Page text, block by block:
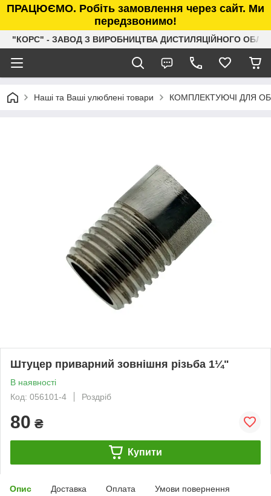
ПРАЦЮЄМО. Робіть замовлення через сайт. Ми
передзвонимо!
"КОРС" - ЗАВОД З ВИРОБНИЦТВА ДИСТИЛЯЦІЙНОГО
Наші та Ваші улюблені товари КОМПЛЕКТУЮЧІ ДЛЯ
Штуцер приварний зовнішня різьба 1¼"
В наявності
Код: 056101-4
Роздріб
80 ₴
Купити
Опис Доставка Оплата Умови повернення